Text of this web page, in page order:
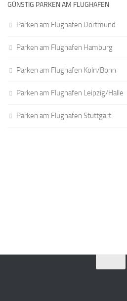
GÜNSTIG PARKEN AM FLUGHAFEN
Parken am Flughafen Dortmund
Parken am Flughafen Hamburg
Parken am Flughafen Köln/Bonn
Parken am Flughafen Leipzig/Halle
Parken am Flughafen Stuttgart